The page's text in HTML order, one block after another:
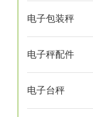
电子包装秤
电子秤配件
电子台秤